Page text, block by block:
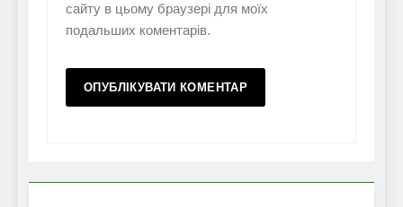
сайту в цьому браузері для моїх
подальших коментарів.